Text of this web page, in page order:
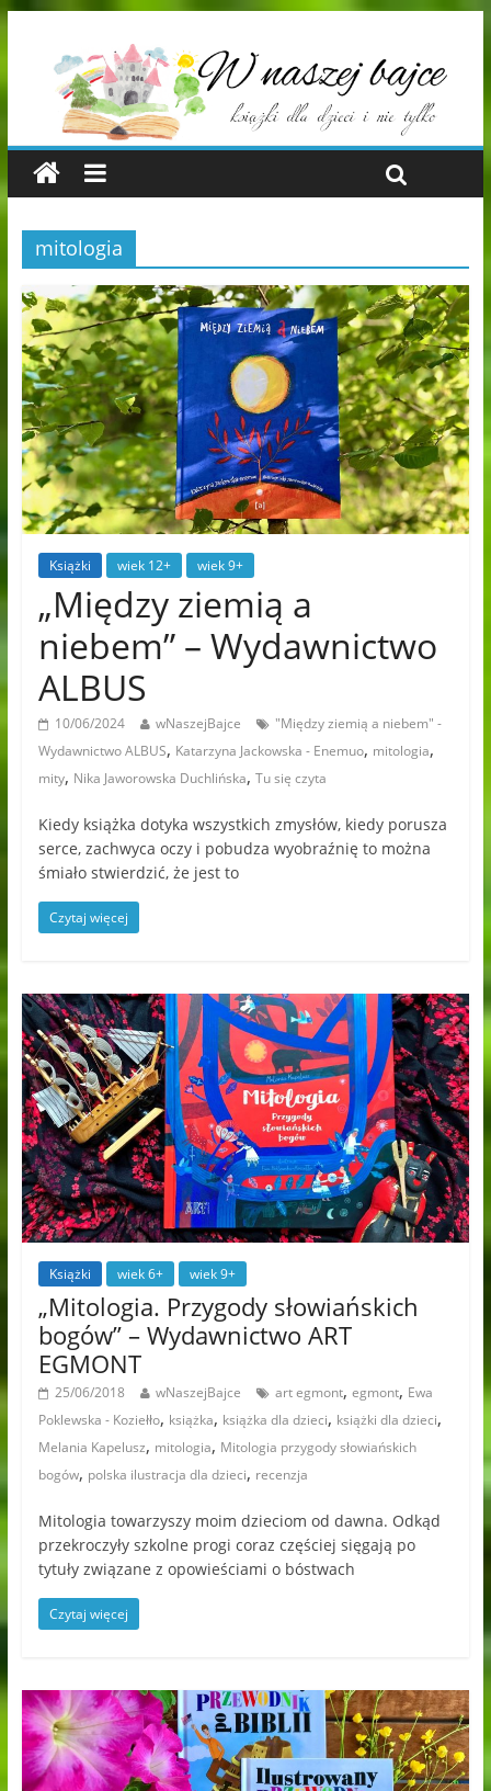
mitologia
Książki wiek 12+ wiek 9+
„Między ziemią a
niebem” – Wydawnictwo
ALBUS
10/06/2024 wNaszejBajce
"Między ziemią a niebem" -
Wydawnictwo ALBUS, Katarzyna Jackowska - Enemuo, mitologia,
mity, Nika Jaworowska Duchlińska, Tu się czyta
Kiedy książka dotyka wszystkich zmysłów, kiedy porusza
serce, zachwyca oczy i pobudza wyobraźnię to można
śmiało stwierdzić, że jest to
Czytaj więcej
Książki wiek 6+ wiek 9+
„Mitologia. Przygody słowiańskich
bogów” – Wydawnictwo ART
EGMONT
25/06/2018 wNaszejBajce art egmont, egmont, Ewa
Poklewska - Koziełło, książka, książka dla dzieci, książki dla dzieci,
Melania Kapelusz, mitologia, Mitologia przygody słowiańskich
bogów, polska ilustracja dla dzieci, recenzja
Mitologia towarzyszy moim dzieciom od dawna. Odkąd
przekroczyły szkolne progi coraz częściej sięgają po
tytuły związane z opowieściami o bóstwach
Czytaj więcej